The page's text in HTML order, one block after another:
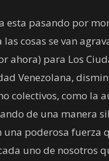
esta pasando por
cosas se van
ahora) para Los
Venezolana,
colectivos, como la
de una manera
poderosa fuerza
uno de nosotros